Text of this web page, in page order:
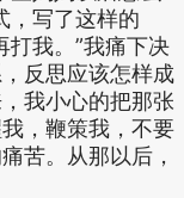
，写了这样的
打我。”我痛下决
反思应该怎样成
我小心的把那张
，鞭策我，不要
苦。从那以后，